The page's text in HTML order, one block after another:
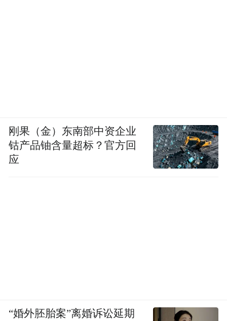
刚果（金）东南部中资企业
钴产品铀含量超标？官方回
应
“婚外胚胎案”离婚诉讼延期